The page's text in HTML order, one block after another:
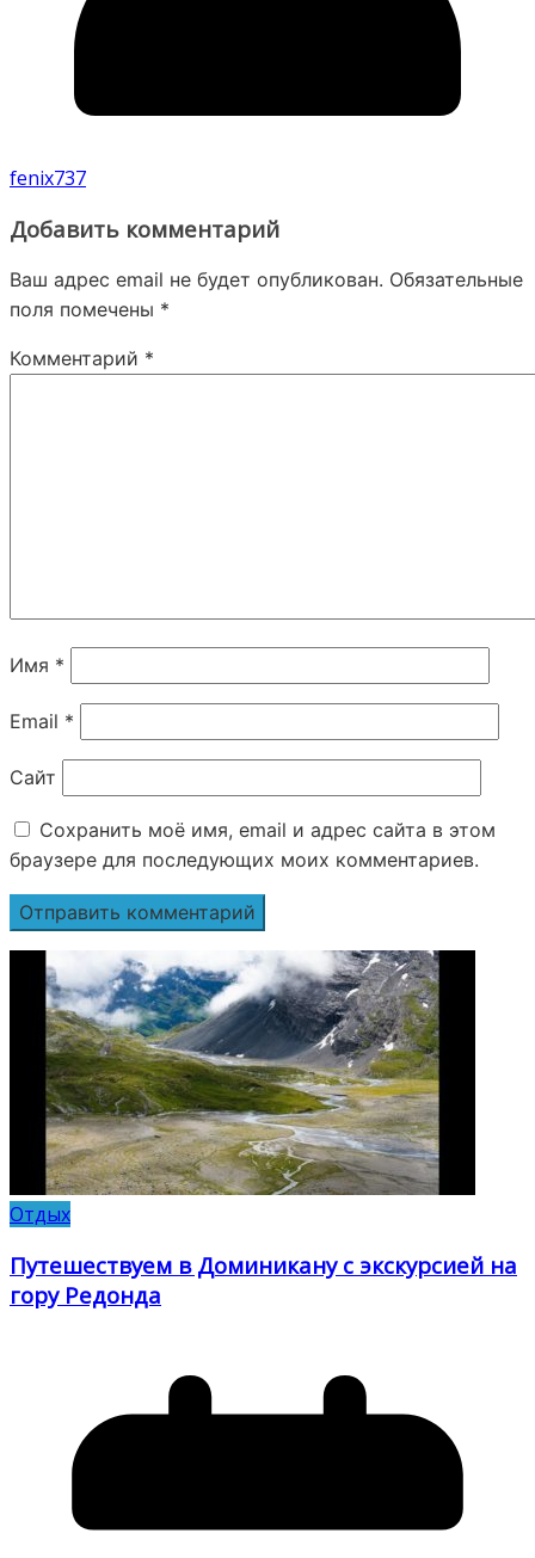
fenix737
Добавить комментарий
Ваш адрес email не будет опубликован. Обязательные
поля помечены *
Комментарий *
Имя *
Email *
Сайт
Сохранить моё имя, email и адрес сайта в этом
браузере для последующих моих комментариев.
Отдых
Путешествуем в Доминикану с экскурсией на
гору Редонда